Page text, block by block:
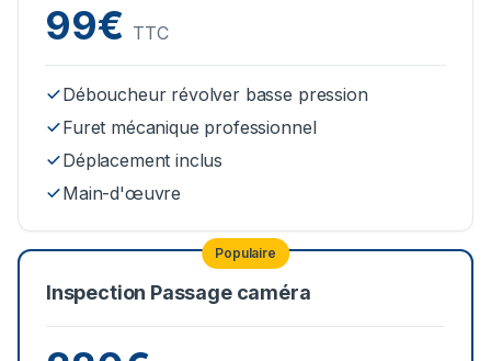
99€ TTC
Déboucheur révolver basse pression
Furet mécanique professionnel
Déplacement inclus
Main-d'œuvre
Populaire
Inspection Passage caméra